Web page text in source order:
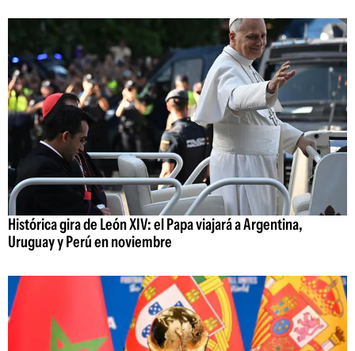
Histórica gira de León XIV: el Papa viajará a Argentina,
Uruguay y Perú en noviembre